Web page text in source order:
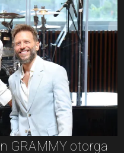
GRAMMY otorga